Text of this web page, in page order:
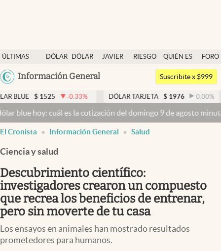
ÚLTIMAS
NOTICIAS
DÓLAR
DÓLAR
JAVIER
RIESGO
QUIÉN ES
QUIÉN
FORO
Argentina
México
Información General
Dólar
Members
Economía y Política
Finanzas y Mercados
Mercados Online
Negocios
Columnistas
Otras secciones
Apertura
Infotechnology
Clase
Suscribite x $999
-0.33% DÓLAR TARJETA $ 1976 0.00 % DÓLAR
cuál es la cotización del domingo 9 de agosto minuto a minuto
El Cronista Información General Salud
Ciencia y salud
Descubrimiento científico:
investigadores crearon un compuesto
que recrea los beneficios de entrenar,
pero sin moverte de tu casa
Los ensayos en animales han mostrado resultados
prometedores para humanos.